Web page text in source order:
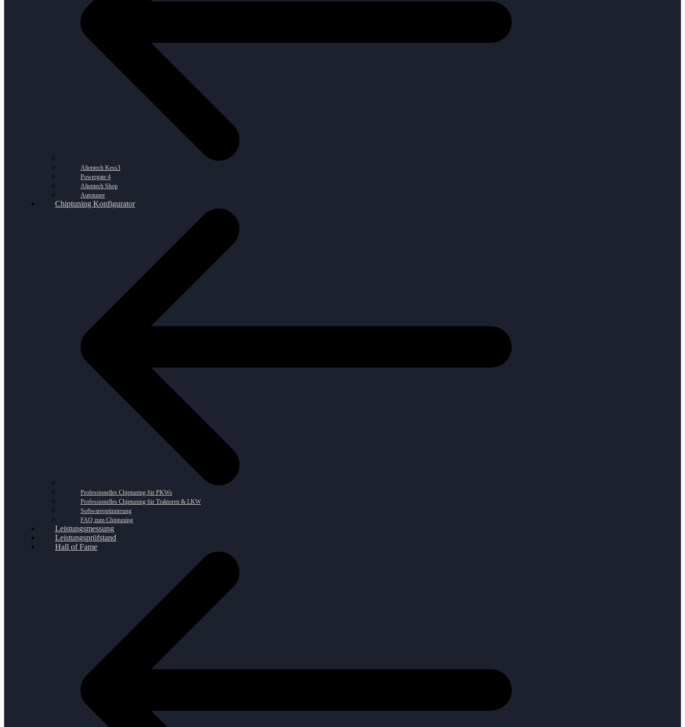
Alientech Kess3
Powergate 4
Alientech Shop
Autotuner
Chiptuning Konfigurator
Professionelles Chiptuning für PKWs
Professionelles Chiptuning für Traktoren & LKW
Softwareoptimierung
FAQ zum Chiptuning
Leistungsmessung
Leistungsprüfstand
Hall of Fame